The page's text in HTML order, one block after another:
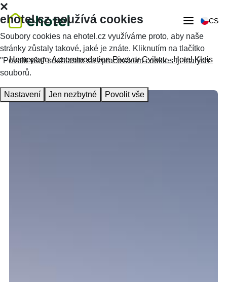
CS
Homepage Accommodation Pivovar Cvikov - Hotel Kleis
ehotel.cz používá cookies
Soubory cookies na ehotel.cz využíváme proto, aby naše
stránky zůstaly takové, jaké je znáte. Kliknutím na tlačítko
"Povolit vše" souhlasíte se zpracováním cookies tj. malých
souborů.
Nastavení Jen nezbytné Povolit vše